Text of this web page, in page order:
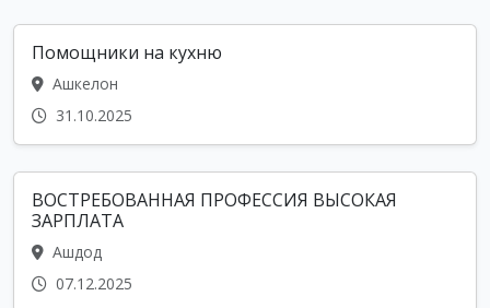
Помощники на кухню
Ашкелон
31.10.2025
ВОСТРЕБОВАННАЯ ПРОФЕССИЯ ВЫСОКАЯ
ЗАРПЛАТА
Ашдод
07.12.2025